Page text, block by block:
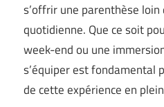
s’offrir une parenthèse loin
quotidienne. Que ce soit
week-end ou une
s’équiper est fondamental
de cette expérience en